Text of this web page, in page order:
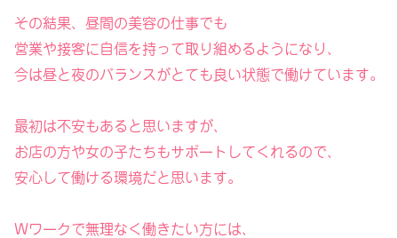
その結果、昼間の美容の仕事でも
営業や接客に自信を持って取り組めるようになり、
今は昼と夜のバランスがとても良い状態で働けています。
最初は不安もあると思いますが、
お店の方や女の子たちもサポートしてくれるので、
安心して働ける環境だと思います。
Wワークで無理なく働きたい方には、